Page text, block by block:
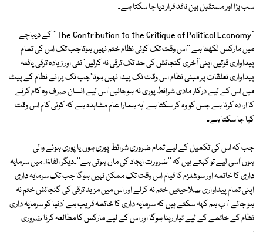
سب بڑا اور مستقبل بین ناقد قرار دیا جا سکتا ہے۔
"The Contribution to the Critique of Political Economy'' کے دیباچے
میں مارکس لکھتا ہے ''اس وقت تک کوئی نظام ختم نہیں ہوتاجب تک اس کی تمام
پیداواری قوتیں اپنی آخری گنجائش کی حد تک ترقی نہ کرلیں' نئی اور زیادہ ترقی یافتہ
پیداواری تعلقات پر مبنی نظام اس وقت تک پیدا نہیں ہوتا'جب تک پرانے نظام کے پیٹ
میں اس کے لیے درکار مادی شرائط پوری نہ ہوجائیں'اس لیے انسان صرف وہ کام کرنے
کا ارادہ کرتا ہے جس کو وہ کر سکتا ہے 'یہ ہمارا عام مشاہدہ ہے کہ کوئی کام اس وقت
کیا جا سکتا ہے۔
جب کہ اس کی تکمیل کے لیے تمام ضروری شرائط پوری ہوں یا پوری ہونے والی
ہوں'اسی لیے تو کہتے ہیں کہ ''ضرورت ایجاد کی ماں ہوتی ہے''۔دیگر الفاظ میں سرمایہ
داری کا خاتمہ اور سوشلزم کا قیام اس وقت تک ممکن نہیں ہوگا جب تک سرمایہ داری
اپنی تمام پیداواری صلاحیتیں ختم نہ کرلے اور اس میں مزید ترقی کی گنجائش ختم نہ
ہو جائے 'اب ہم کہہ سکتے ہیں کہ سرمایہ داری کا خاتمہ قریب ہے 'دنیا کو سرمایہ داری
نظام کے خاتمے کے لیے تیار رہنا ہوگا اور اس کے لیے مارکس کا مطالعہ کرنا ضروری